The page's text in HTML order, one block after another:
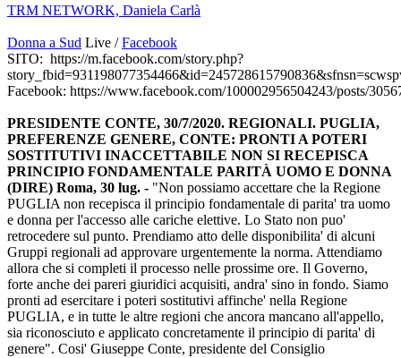
TRM NETWORK, Daniela Carlà
Donna a Sud Live /Facebook
SITO: https://m.facebook.com/story.php?
Facebook: https://www.facebook.com/100002956504243/posts/
PRESIDENTE CONTE, 30/7/2020. REGIONALI. PUGLIA,
PREFERENZE GENERE, CONTE: PRONTI A POTERI
SOSTITUTIVI INACCETTABILE NON SI RECEPISCA
PRINCIPIO FONDAMENTALE PARITÀ UOMO E DONNA
(DIRE) Roma, 30 lug. - "Non possiamo accettare che la Regione
PUGLIA non recepisca il principio fondamentale di parita' tra uomo
e donna per l'accesso alle cariche elettive. Lo Stato non puo'
retrocedere sul punto. Prendiamo atto delle disponibilita' di alcuni
Gruppi regionali ad approvare urgentemente la norma. Attendiamo
allora che si completi il processo nelle prossime ore. Il Governo,
forte anche dei pareri giuridici acquisiti, andra' sino in fondo. Siamo
pronti ad esercitare i poteri sostitutivi affinche' nella Regione
PUGLIA, e in tutte le altre regioni che ancora mancano all'appello,
sia riconosciuto e applicato concretamente il principio di parita' di
genere". Cosi' Giuseppe Conte, presidente del Consiglio